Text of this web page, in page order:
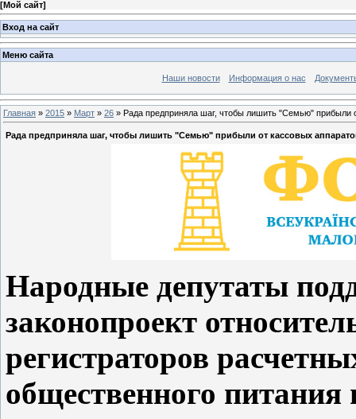
[Мой сайт]
Вход на сайт
Меню сайта
Наши новости Информация о нас
Главная » 2015 » Март » 26 » Рада предприняла шаг, чтобы лишить "Семью" прибыли
Рада предприняла шаг, чтобы лишить "Семью" прибыли от кассовых
Народные депутаты
законопроект
регистраторов
общественного питания